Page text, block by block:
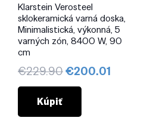
Klarstein Verosteel
sklokeramická varná doska,
Minimalistická, výkonná, 5
varných zón, 8400 W, 90
cm
€229.90Pôvodná
cena
€229.90.
€200.01
Kúpiť